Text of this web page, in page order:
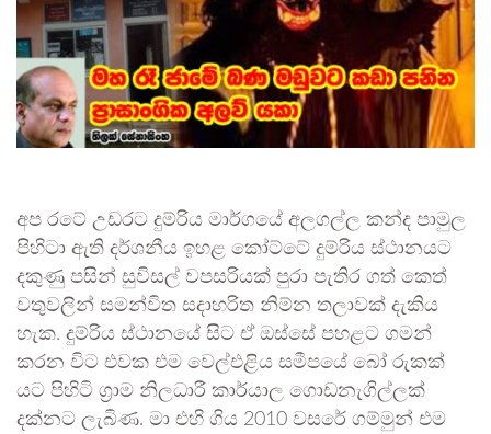
අප රටේ උඩරට දුම්රිය මාර්ගයේ අලගල්ල කන්ද පාමුල
පිහිටා ඇති දර්ශනීය ඉහළ කෝට්ටේ දුම්රිය ස්ථානයට
දකුණු පසින් සුවිසල් වපසරියක් පුරා පැතිර ගත් කෙත්
වතුවලින් සමන්විත සදාහරිත නිම්න තලාවක් දැකිය
හැක. දුම්රිය ස්ථානයේ සිට ඒ ඔස්සේ පහළට ගමන්
කරන විට එවක එම වෙල්එළිය සමීපයේ බෝ රුකක්
යට පිහිටි ග්‍රාම නිලධාරී කාර්යාල ගොඩනැගිල්ලක්
දක්නට ලැබිණ. මා එහි ගිය 2010 වසරේ ගම්මුන් එම